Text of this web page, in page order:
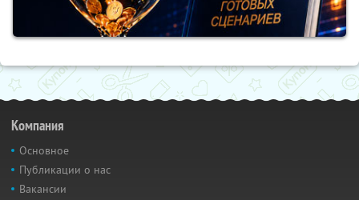
Компания
Основное
Публикации о нас
Вакансии